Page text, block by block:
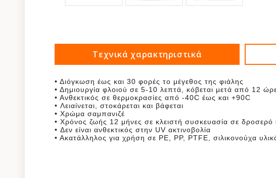
Τεχνικά χαρακτηριστικά
• Διόγκωση έως και 30 φορές το μέγεθος της φιάλης
• Δημιουργία φλοιού σε 5-10 λεπτά, κόβεται μετά από 12
• Ανθεκτικός σε θερμοκρασίες από -40C έως και +90C
• Λειαίνεται, στοκάρεται και βάφεται
• Χρώμα σαμπανιζέ
• Χρόνος ζωής 12 μήνες σε κλειστή συσκευασία σε
• Δεν είναι ανθεκτικός στην UV ακτινοβολία
• Ακατάλληλος για χρήση σε PE, PP, PTFE, σιλικονούχα